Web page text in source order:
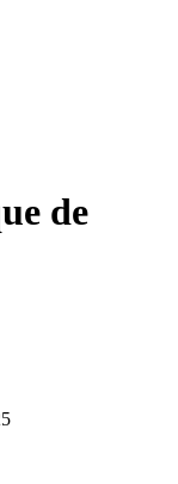
de